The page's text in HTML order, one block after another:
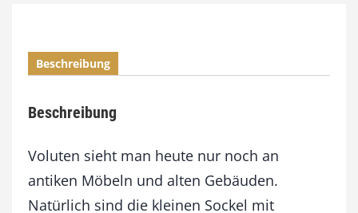
z
n
M
Beschreibung
Beschreibung
Voluten sieht man heute nur noch an
antiken Möbeln und alten Gebäuden.
Natürlich sind die kleinen Sockel mit